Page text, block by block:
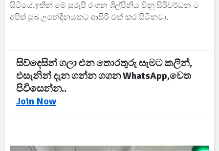
සිටියේ.ඉතින් මේ සුරූපී රංගන ශිල්පිනිය විනූ සිරිවර්ධන ට
අපිත් සුබ උපන්දිනයකට ආසිරි එක් කර සිටිනවා.
සිව්දෙසින් ගලා එන තොරතුරු සැමට කලින්,
එසැනින් දැන ගන්න ගගන WhatsApp,වෙත
පිවිසෙන්න..
Join Now